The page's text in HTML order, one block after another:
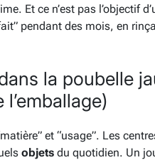
Et ce n’est pas l’objectif
pendant des mois, en
la poubelle
et “usage”. Les
objets du quotidien. Un